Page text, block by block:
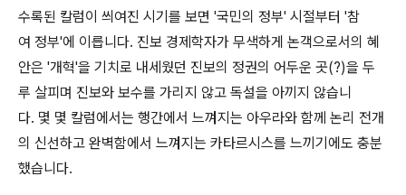
수록된 칼럼이 씌여진 시기를 보면 '국민의 정부' 시절부터 '참
여 정부'에 이릅니다. 진보 경제학자가 무색하게 논객으로서의 혜
안은 '개혁'을 기치로 내세웠던 진보의 정권의 어두운 곳(?)을 두
루 살피며 진보와 보수를 가리지 않고 독설을 아끼지 않습니
다. 몇 몇 칼럼에서는 행간에서 느껴지는 아우라와 함께 논리 전개
의 신선하고 완벽함에서 느껴지는 카타르시스를 느끼기에도 충분
했습니다.